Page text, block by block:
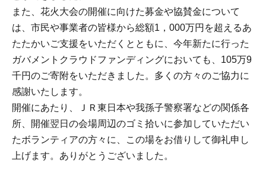
また、花火大会の開催に向けた募金や協賛金について
は、市民や事業者の皆様から総額1，000万円を超えるあ
たたかいご支援をいただくとともに、今年新たに行った
ガバメントクラウドファンディングにおいても、105万9
千円のご寄附をいただきました。多くの方々のご協力に
感謝いたします。
開催にあたり、ＪＲ東日本や我孫子警察署などの関係各
所、開催翌日の会場周辺のゴミ拾いに参加していただい
たボランティアの方々に、この場をお借りして御礼申し
上げます。ありがとうございました。